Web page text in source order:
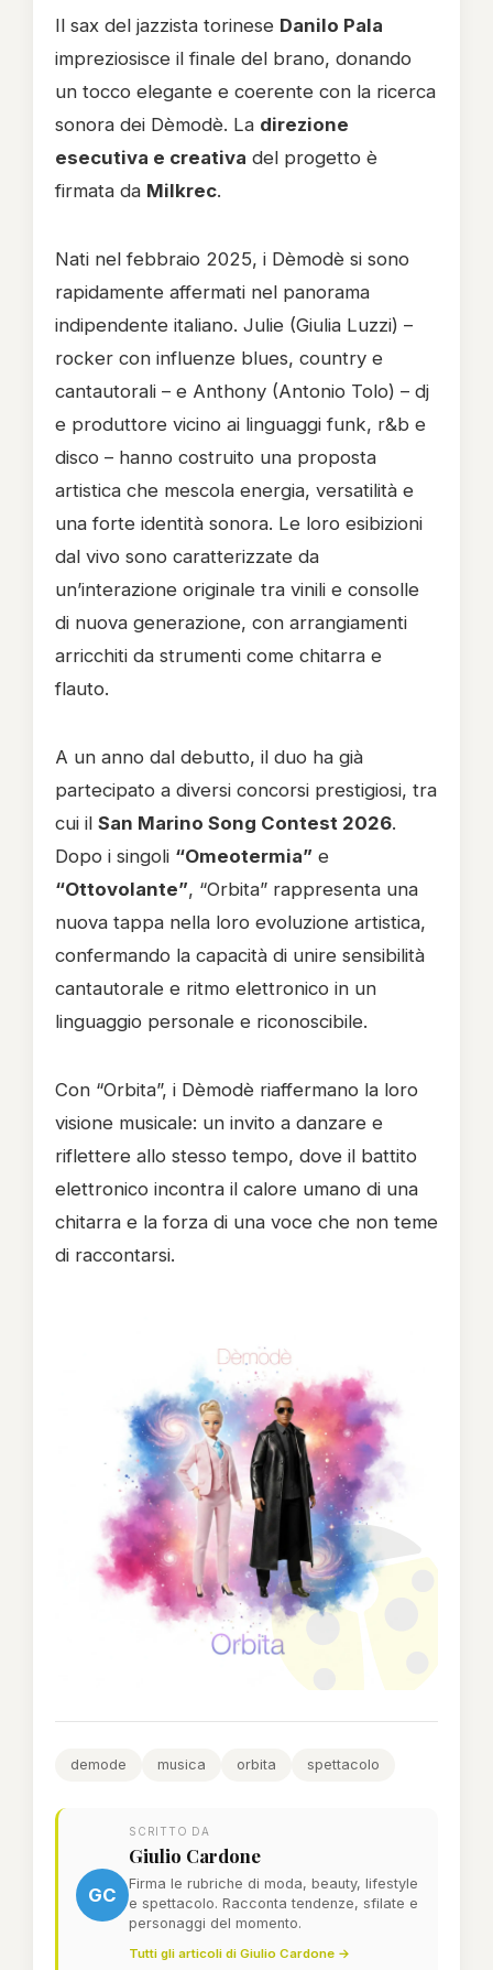
Il sax del jazzista torinese Danilo Pala
impreziosisce il finale del brano, donando
un tocco elegante e coerente con la ricerca
sonora dei Dèmodè. La direzione
esecutiva e creativa del progetto è
firmata da Milkrec.
Nati nel febbraio 2025, i Dèmodè si sono
rapidamente affermati nel panorama
indipendente italiano. Julie (Giulia Luzzi) –
rocker con influenze blues, country e
cantautorali – e Anthony (Antonio Tolo) – dj
e produttore vicino ai linguaggi funk, r&b e
disco – hanno costruito una proposta
artistica che mescola energia, versatilità e
una forte identità sonora. Le loro esibizioni
dal vivo sono caratterizzate da
un’interazione originale tra vinili e consolle
di nuova generazione, con arrangiamenti
arricchiti da strumenti come chitarra e
flauto.
A un anno dal debutto, il duo ha già
partecipato a diversi concorsi prestigiosi, tra
cui il San Marino Song Contest 2026.
Dopo i singoli “Omeotermia” e
“Ottovolante”, “Orbita” rappresenta una
nuova tappa nella loro evoluzione artistica,
confermando la capacità di unire sensibilità
cantautorale e ritmo elettronico in un
linguaggio personale e riconoscibile.
Con “Orbita”, i Dèmodè riaffermano la loro
visione musicale: un invito a danzare e
riflettere allo stesso tempo, dove il battito
elettronico incontra il calore umano di una
chitarra e la forza di una voce che non teme
di raccontarsi.
demode musica orbita spettacolo
GC
SCRITTO DA
Giulio Cardone
Firma le rubriche di moda, beauty, lifestyle
e spettacolo. Racconta tendenze, sfilate e
personaggi del momento.
Tutti gli articoli di Giulio Cardone →